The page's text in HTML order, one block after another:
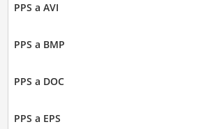
PPS a AVI
PPS a BMP
PPS a DOC
PPS a EPS